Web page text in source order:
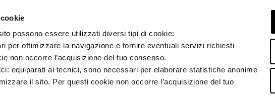
possono essere utilizzati diversi tipi di cookie:
per ottimizzare la navigazione e fornire eventuali servizi richiesti
non occorre l’acquisizione del tuo consenso.
equiparati ai tecnici, sono necessari per elaborare statistiche anonime
il sito. Per questi cookie non occorre l’acquisizione del tuo
E REG. IMPR. BO 00286900378 R.E.A. BO 5545